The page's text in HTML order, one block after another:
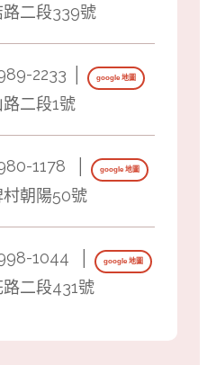
二段339號
2233 │ google 地圖
二段1號
1178 │ google 地圖
朝陽50號
1044 │ google 地圖
二段431號